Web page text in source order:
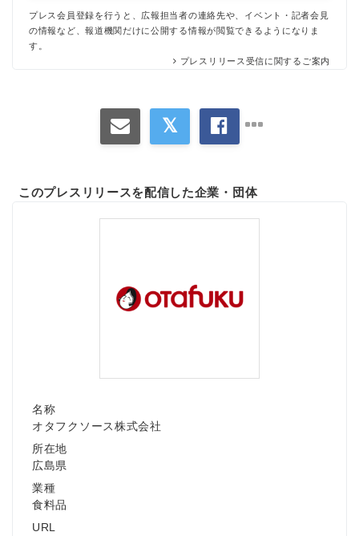
プレス会員登録を行うと、広報担当者の連絡先や、イベント・記者会見
の情報など、報道機関だけに公開する情報が閲覧できるようになりま
す。
プレスリリース受信に関するご案内
このプレスリリースを配信した企業・団体
名称
オタフクソース株式会社
所在地
広島県
業種
食料品
URL